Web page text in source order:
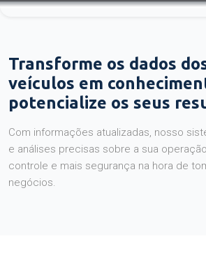
Transforme os dados
veículos em
potencialize os seus
Com informações atualizadas, nosso
e análises precisas sobre a sua
controle e mais segurança na hora de
negócios.